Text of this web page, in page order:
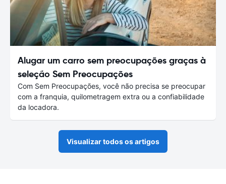
Alugar um carro sem preocupações graças à
seleção Sem Preocupações
Com Sem Preocupações, você não precisa se preocupar
com a franquia, quilometragem extra ou a confiabilidade
da locadora.
Visualizar todos os artigos